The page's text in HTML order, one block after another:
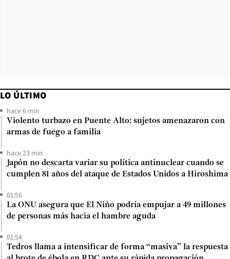
LO ÚLTIMO
hace 6 min
Violento turbazo en Puente Alto: sujetos amenazaron con
armas de fuego a familia
hace 23 min
Japón no descarta variar su política antinuclear cuando se
cumplen 81 años del ataque de Estados Unidos a Hiroshima
01:56
La ONU asegura que El Niño podría empujar a 49 millones
de personas más hacia el hambre aguda
01:54
Tedros llama a intensificar de forma “masiva” la respuesta